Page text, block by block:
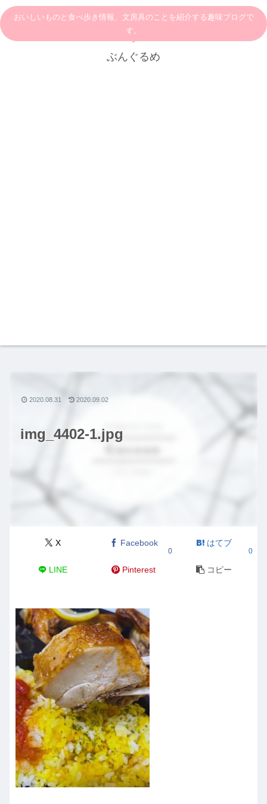
おいしいものと食べ歩き情報、文房具のことを紹介する趣味ブログで
す。
ぶんぐるめ
img_4402-1.jpg
X Facebook
0
はてブ
0
LINE Pinterest コピー
2020.08.31 2020.09.02